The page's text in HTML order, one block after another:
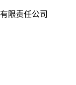
限责任公司